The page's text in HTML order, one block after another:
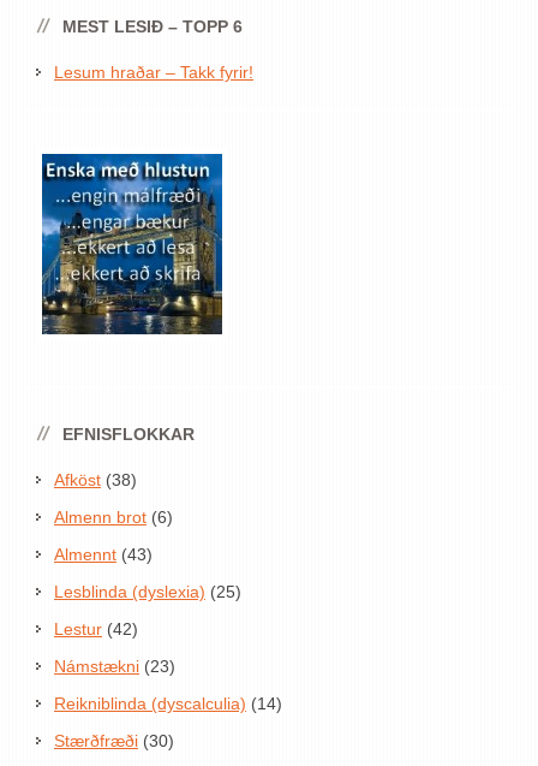
MEST LESIÐ – TOPP 6
Lesum hraðar – Takk fyrir!
EFNISFLOKKAR
Afköst (38)
Almenn brot (6)
Almennt (43)
Lesblinda (dyslexia) (25)
Lestur (42)
Námstækni (23)
Reikniblinda (dyscalculia) (14)
Stærðfræði (30)